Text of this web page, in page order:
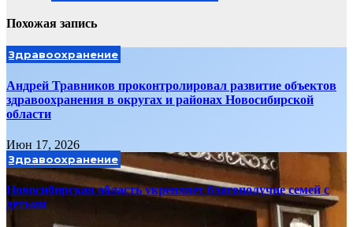
Похожая запись
Здравоохранение
Андрей Травников проконтролировал развитие объектов
здравоохранения в округах и районах Новосибирской
области
Июн 17, 2026
Здравоохранение
Новосибирская область укрепляет благополучие семей с
детьми